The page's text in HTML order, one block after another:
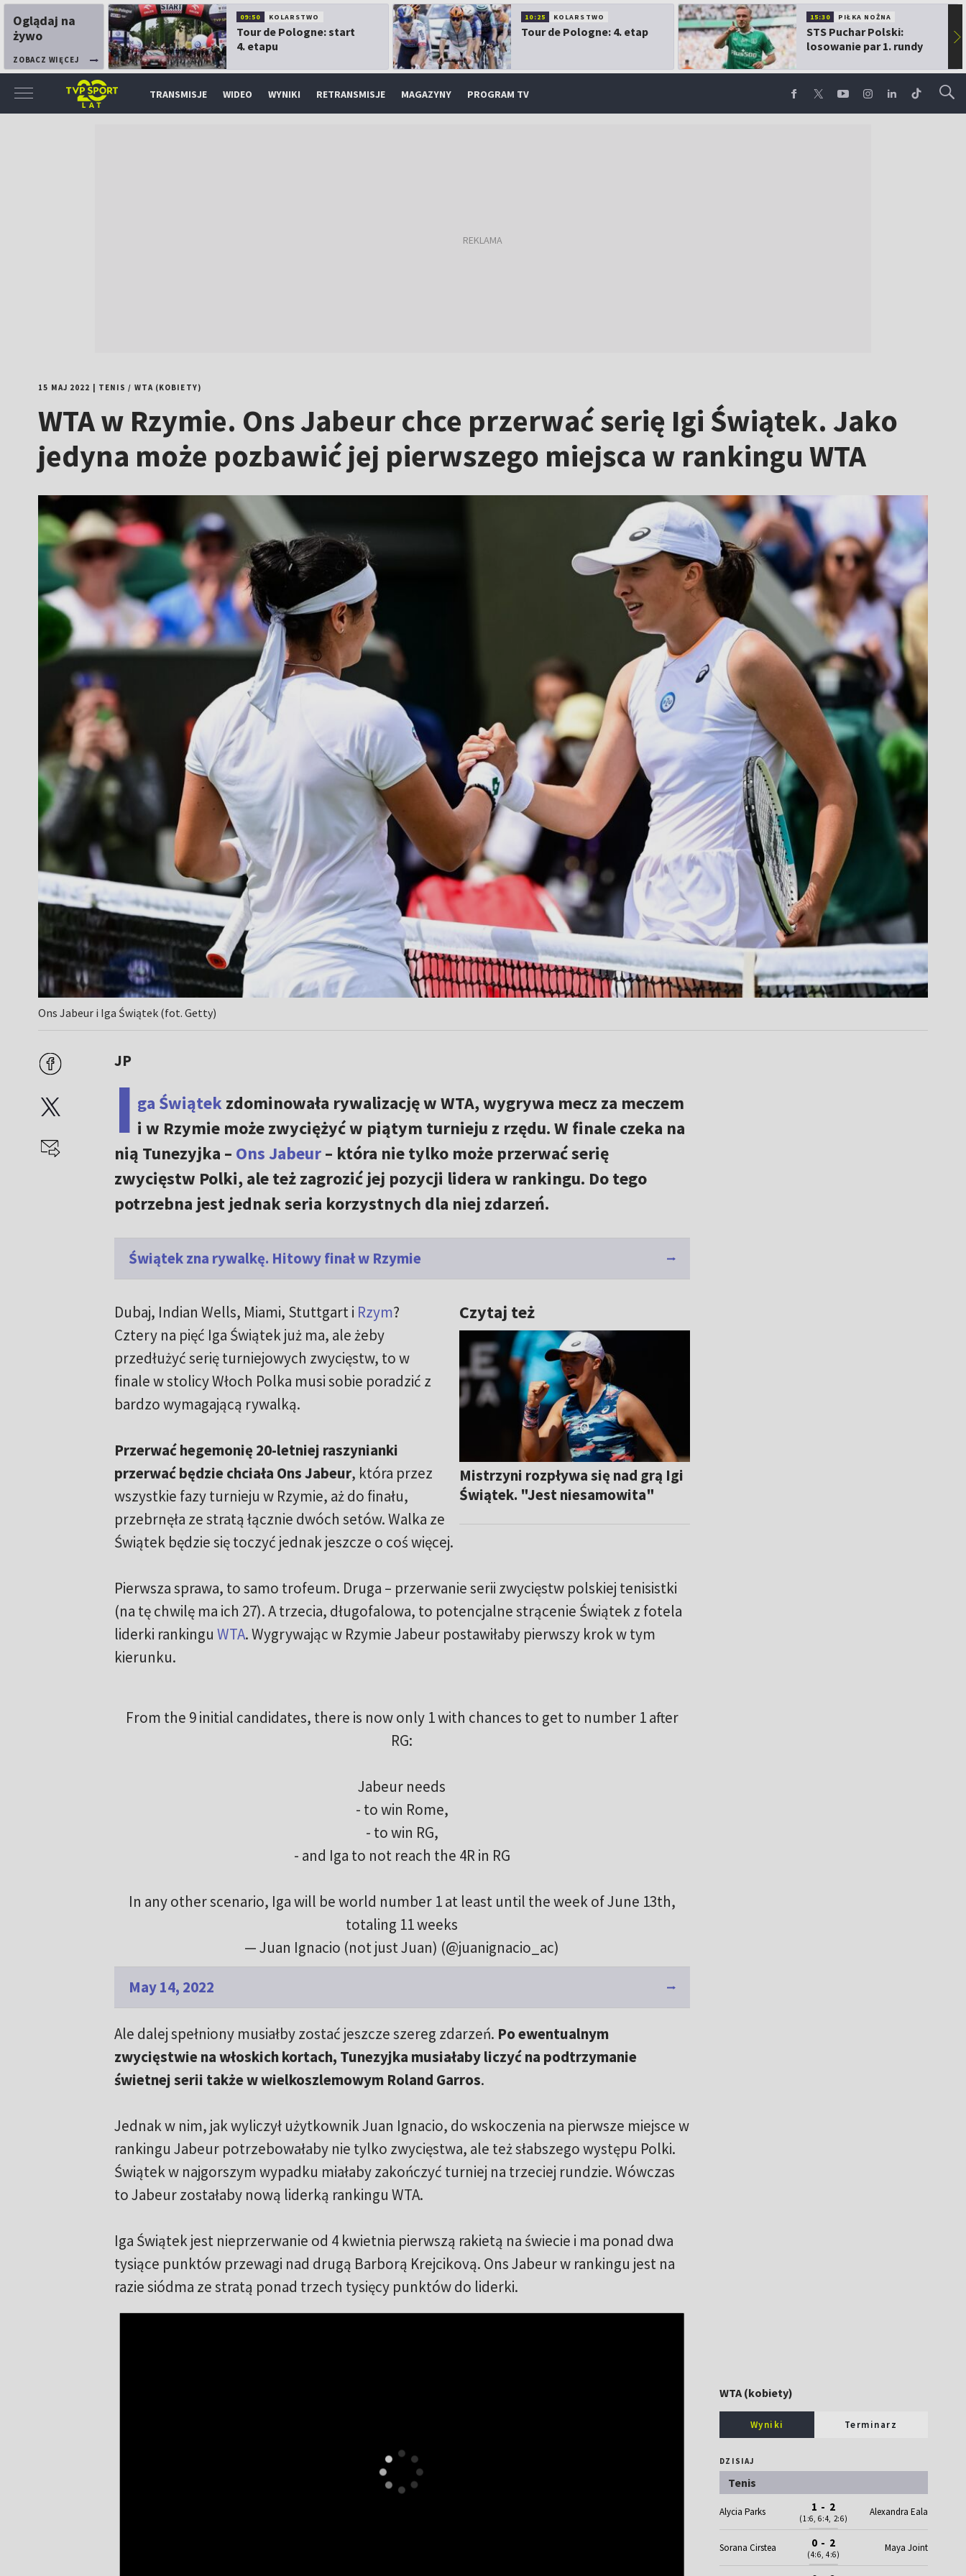
Oglądaj na
żywo
ZOBACZ WIĘCEJ
09:50 KOLARSTWO
Tour de Pologne: start
4. etapu
10:25 KOLARSTWO
Tour de Pologne: 4. etap
15:30 PIŁKA NOŻNA
STS Puchar Polski:
losowanie par 1. rundy
▶
TRANSMISJE WIDEO WYNIKI RETRANSMISJE MAGAZYNY PROGRAM TV
15 MAJ 2022 TENIS / WTA (KOBIETY)
WTA w Rzymie. Ons Jabeur chce przerwać serię Igi Świątek. Jako
jedyna może pozbawić jej pierwszego miejsca w rankingu WTA
Ons Jabeur i Iga Świątek (fot. Getty)
JP
I ga Świątekzdominowała rywalizację w WTA, wygrywa mecz za meczem
i w Rzymie może zwyciężyć w piątym turnieju z rzędu. W finale czeka na
nią Tunezyjka – Ons Jabeur– która nie tylko może przerwać serię
zwycięstw Polki, ale też zagrozić jej pozycji lidera w rankingu. Do tego
potrzebna jest jednak seria korzystnych dla niej zdarzeń.
Świątek zna rywalkę. Hitowy finał w Rzymie
Czytaj też
Mistrzyni rozpływa się nad grą Igi
Świątek. "Jest niesamowita"
Dubaj, Indian Wells, Miami, Stuttgart i Rzym?
Cztery na pięć Iga Świątek już ma, ale żeby
przedłużyć serię turniejowych zwycięstw, to w
finale w stolicy Włoch Polka musi sobie poradzić z
bardzo wymagającą rywalką.
Przerwać hegemonię 20-letniej raszynianki
przerwać będzie chciała Ons Jabeur, która przez
wszystkie fazy turnieju w Rzymie, aż do finału,
przebrnęła ze stratą łącznie dwóch setów. Walka ze
Świątek będzie się toczyć jednak jeszcze o coś więcej.
Pierwsza sprawa, to samo trofeum. Druga – przerwanie serii zwycięstw polskiej tenisistki
(na tę chwilę ma ich 27). A trzecia, długofalowa, to potencjalne strącenie Świątek z fotela
liderki rankingu WTA. Wygrywając w Rzymie Jabeur postawiłaby pierwszy krok w tym
kierunku.
From the 9 initial candidates, there is now only 1 with chances to get to number 1 after
RG:
Jabeur needs
- to win Rome,
- to win RG,
- and Iga to not reach the 4R in RG
In any other scenario, Iga will be world number 1 at least until the week of June 13th,
totaling 11 weeks
— Juan Ignacio (not just Juan) (@juanignacio_ac)
May 14, 2022
Ale dalej spełniony musiałby zostać jeszcze szereg zdarzeń. Po ewentualnym
zwycięstwie na włoskich kortach, Tunezyjka musiałaby liczyć na podtrzymanie
świetnej serii także w wielkoszlemowym Roland Garros.
Jednak w nim, jak wyliczył użytkownik Juan Ignacio, do wskoczenia na pierwsze miejsce w
rankingu Jabeur potrzebowałaby nie tylko zwycięstwa, ale też słabszego występu Polki.
Świątek w najgorszym wypadku miałaby zakończyć turniej na trzeciej rundzie. Wówczas
to Jabeur zostałaby nową liderką rankingu WTA.
Iga Świątek jest nieprzerwanie od 4 kwietnia pierwszą rakietą na świecie i ma ponad dwa
tysiące punktów przewagi nad drugą Barborą Krejcikovą. Ons Jabeur w rankingu jest na
razie siódma ze stratą ponad trzech tysięcy punktów do liderki.
WTA (kobiety)
Wyniki Terminarz
DZISIAJ
Tenis
Alycia Parks 1 - 2
(1:6, 6:4, 2:6)
Alexandra Eala
Sorana Cirstea 0 - 2
(4:6, 4:6)
Maya Joint